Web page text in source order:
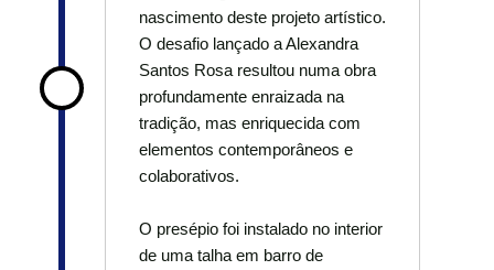
nascimento deste projeto artístico.
O desafio lançado a Alexandra
Santos Rosa resultou numa obra
profundamente enraizada na
tradição, mas enriquecida com
elementos contemporâneos e
colaborativos.
O presépio foi instalado no interior
de uma talha em barro de